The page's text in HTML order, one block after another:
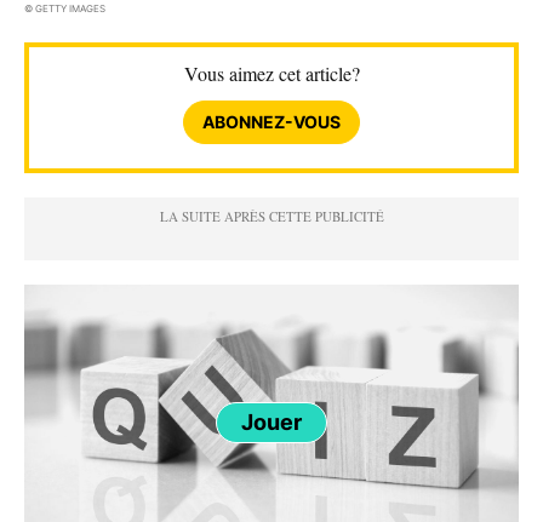
© GETTY IMAGES
Vous aimez cet article?
ABONNEZ-VOUS
Jouer